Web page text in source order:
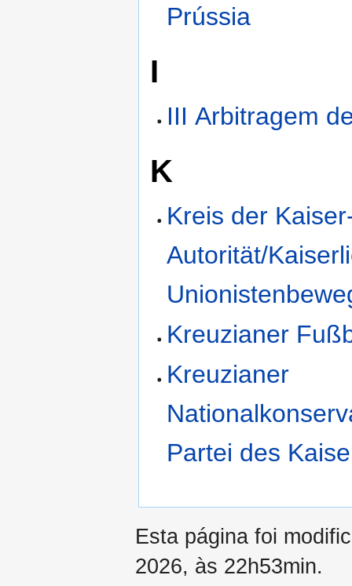
Prússia
I
III Arbitragem
K
Kreis der
Autorität/
Kreuzianer
Kreuzianer
Partei des
Esta página foi
2026, às 22h53min.